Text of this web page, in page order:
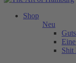
Shop
Neu
Shit